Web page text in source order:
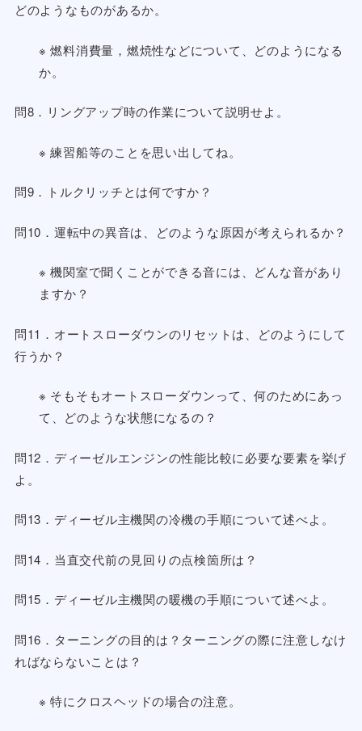
どのようなものがあるか。
※ 燃料消費量，燃焼性などについて、どのようになる
か。
問8．リングアップ時の作業について説明せよ。
※ 練習船等のことを思い出してね。
問9．トルクリッチとは何ですか？
問10．運転中の異音は、どのような原因が考えられるか？
※ 機関室で聞くことができる音には、どんな音があり
ますか？
問11．オートスローダウンのリセットは、どのようにして
行うか？
※ そもそもオートスローダウンって、何のためにあっ
て、どのような状態になるの？
問12．ディーゼルエンジンの性能比較に必要な要素を挙げ
よ。
問13．ディーゼル主機関の冷機の手順について述べよ。
問14．当直交代前の見回りの点検箇所は？
問15．ディーゼル主機関の暖機の手順について述べよ。
問16．ターニングの目的は？ターニングの際に注意しなけ
ればならないことは？
※ 特にクロスヘッドの場合の注意。